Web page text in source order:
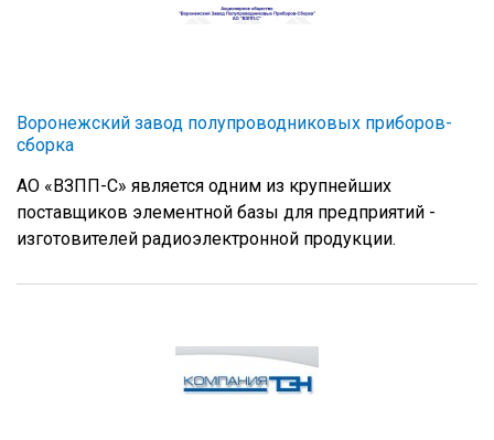
Воронежский завод полупроводниковых приборов-
сборка
АО «ВЗПП-С» является одним из крупнейших
поставщиков элементной базы для предприятий -
изготовителей радиоэлектронной продукции.